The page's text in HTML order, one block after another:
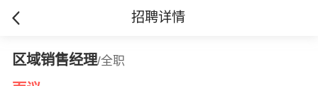
招聘详情
区域销售经理/全职